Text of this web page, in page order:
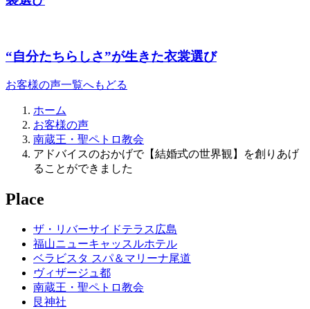
“自分たちらしさ”が生きた衣裳選び
お客様の声一覧へもどる
ホーム
お客様の声
南蔵王・聖ペトロ教会
アドバイスのおかげで【結婚式の世界観】を創りあげ
ることができました
Place
ザ・リバーサイドテラス広島
福山ニューキャッスルホテル
ベラビスタ スパ＆マリーナ尾道
ヴィザージュ都
南蔵王・聖ペトロ教会
艮神社